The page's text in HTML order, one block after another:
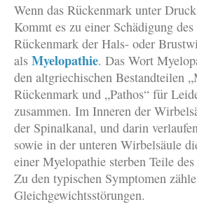
Wenn das Rückenmark unter
Kommt es zu einer Schädigung
Rückenmark der Hals- oder
als Myelopathie. Das Wort
den altgriechischen Bestandteilen
Rückenmark und „Pathos“ für
zusammen. Im Inneren der
der Spinalkanal, und darin
sowie in der unteren Wirbelsäule
einer Myelopathie sterben Teile des
Zu den typischen Symptomen
Gleichgewichtsstörungen.